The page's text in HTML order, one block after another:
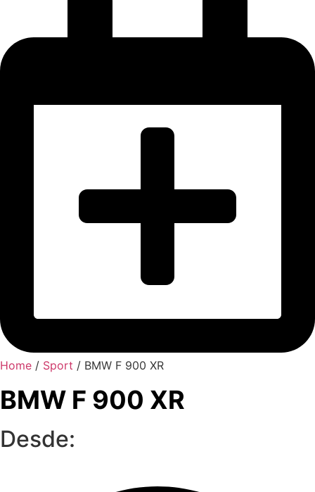
Home / Sport / BMW F 900 XR
BMW F 900 XR
Desde: